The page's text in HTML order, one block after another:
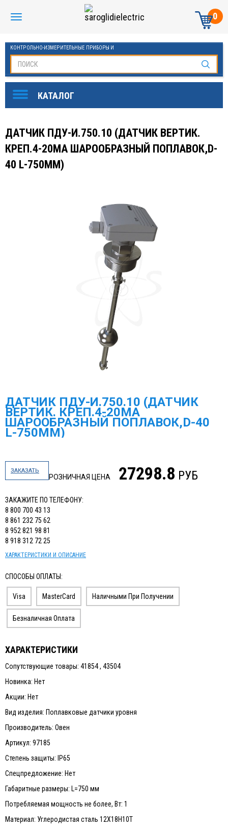
0
КОНТРОЛЬНО-ИЗМЕРИТЕЛЬНЫЕ ПРИБОРЫ И
ДАТЧИК ПДУ-И.750.10 (ДАТЧИК ВЕРТИК.
КРЕП.4-20МА ШАРООБРАЗНЫЙ ПОПЛАВОК,D-
40 L-750ММ)
ДАТЧИК ПДУ-И.750.10 (ДАТЧИК
ВЕРТИК. КРЕП.4-20МА
ШАРООБРАЗНЫЙ ПОПЛАВОК,D-40
L-750ММ)
ЗАКАЗАТЬ
РОЗНИЧНАЯ ЦЕНА 27298.8 РУБ
ЗАКАЖИТЕ ПО ТЕЛЕФОНУ:
8 800 700 43 13
8 861 232 75 62
8 952 821 98 81
8 918 312 72 25
ХАРАКТЕРИСТИКИ И ОПИСАНИЕ
СПОСОБЫ ОПЛАТЫ:
Visa MasterCard Наличными При Получении
Безналичная Оплата
ХАРАКТЕРИСТИКИ
Сопутствующие товары: 41854 , 43504
Новинка: Нет
Акции: Нет
Вид изделия: Поплавковые датчики уровня
Производитель: Овен
Артикул: 97185
Степень защиты: IP65
Спецпредложение: Нет
Габаритные размеры: L=750 мм
Потребляемая мощность не более, Вт: 1
Материал: Углеродистая сталь 12Х18Н10Т